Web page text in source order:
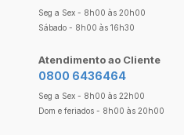
Seg a Sex - 8h00 às 20h00
Sábado - 8h00 às 16h30
Atendimento ao Cliente
0800 6436464
Seg a Sex - 8h00 às 22h00
Dom e feriados - 8h00 às 20h00